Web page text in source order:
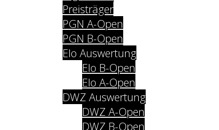
Preisträger
PGN A-Open
PGN B-Open
Elo Auswertung
Elo B-Open
Elo A-Open
DWZ Auswertung
DWZ A-Open
DWZ B-Open